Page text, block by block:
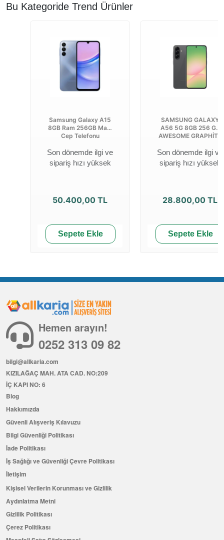
Bu Kategoride Trend Ürünler
Samsung Galaxy A15
8GB Ram 256GB Mavi
Cep Telefonu
Son dönemde ilgi ve
sipariş hızı yüksek
50.400,00 TL
Sepete Ekle
SAMSUNG GALAXY
A56 5G 8GB 256 GB
AWESOME GRAPHİTE
Son dönemde ilgi ve
sipariş hızı yüksek
28.800,00 TL
Sepete Ekle
Hemen arayın!
0252 313 09 82
bilgi@allkaria.com
KIZILAĞAÇ MAH. ATA CAD. NO:209
İÇ KAPI NO: 6
Blog
Hakkımızda
Güvenli Alışveriş Kılavuzu
Bilgi Güvenliği Politikası
İade Politikası
İş Sağlığı ve Güvenliği Çevre Politikası
İletişim
Kişisel Verilerin Korunması ve Gizlilik
Aydınlatma Metni
Gizlilik Politikası
Çerez Politikası